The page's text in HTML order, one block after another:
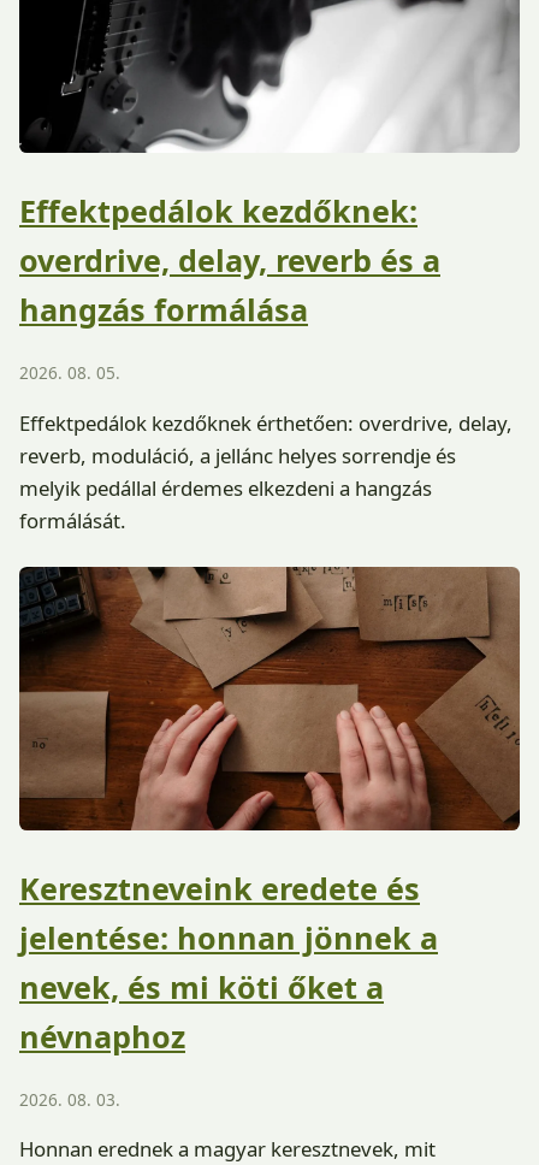
Effektpedálok kezdőknek:
overdrive, delay, reverb és a
hangzás formálása
2026. 08. 05.
Effektpedálok kezdőknek érthetően: overdrive, delay,
reverb, moduláció, a jellánc helyes sorrendje és
melyik pedállal érdemes elkezdeni a hangzás
formálását.
Keresztneveink eredete és
jelentése: honnan jönnek a
nevek, és mi köti őket a
névnaphoz
2026. 08. 03.
Honnan erednek a magyar keresztnevek, mit